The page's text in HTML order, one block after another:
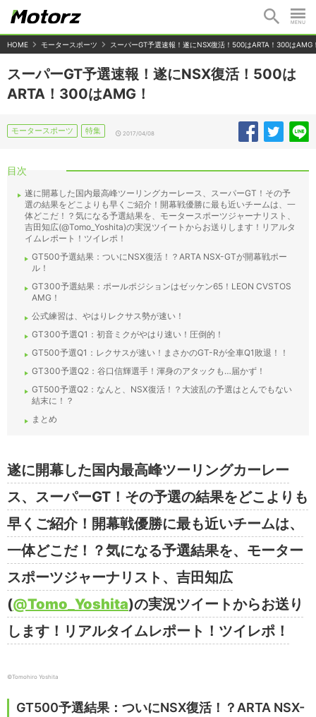
HOME モータースポーツ スーパーGT予選速報！遂にNSX復活！500はARTA！300はAMG
スーパーGT予選速報！遂にNSX復活！500は
ARTA！300はAMG！
モータースポーツ 特集 2017/04/08
目次
遂に開幕した国内最高峰ツーリングカーレース、スーパーGT！その予
選の結果をどこよりも早くご紹介！開幕戦優勝に最も近いチームは、一
体どこだ！？気になる予選結果を、モータースポーツジャーナリスト、
吉田知広(@Tomo_Yoshita)の実況ツイートからお送りします！リアルタ
イムレポート！ツイレポ！
GT500予選結果：ついにNSX復活！？ARTA NSX-GTが開幕戦ポー
ル！
GT300予選結果：ポールポジションはゼッケン65！LEON CVSTOS
AMG！
公式練習は、やはりレクサス勢が速い！
GT300予選Q1：初音ミクがやはり速い！圧倒的！
GT500予選Q1：レクサスが速い！まさかのGT-Rが全車Q1敗退！！
GT300予選Q2：谷口信輝選手！渾身のアタックも…届かず！
GT500予選Q2：なんと、NSX復活！？大波乱の予選はとんでもない
結末に！？
まとめ
遂に開幕した国内最高峰ツーリングカーレー
ス、スーパーGT！その予選の結果をどこよりも
早くご紹介！開幕戦優勝に最も近いチームは、
一体どこだ！？気になる予選結果を、モーター
スポーツジャーナリスト、吉田知広
(@Tomo_Yoshita)の実況ツイートからお送り
します！リアルタイムレポート！ツイレポ！
©︎Tomohiro Yoshita
GT500予選結果：ついにNSX復活！？ARTA NSX-